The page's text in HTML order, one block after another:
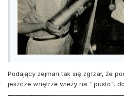
Podający zejman tak się zgrzał, że
jeszcze wnętrze wieży na " pusto",